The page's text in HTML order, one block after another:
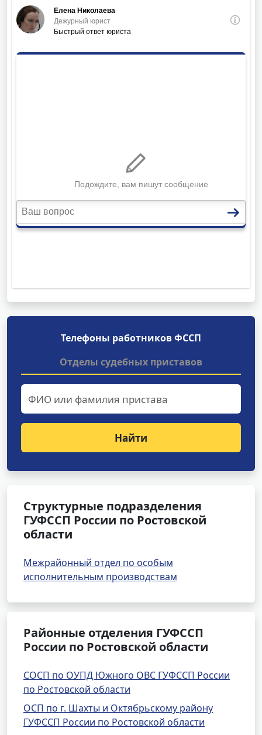
Телефоны работников ФССП
Отделы судебных приставов
Найти
Структурные подразделения
ГУФССП России по Ростовской
области
Межрайонный отдел по особым
исполнительным производствам
Районные отделения ГУФССП
России по Ростовской области
СОСП по ОУПД Южного ОВС ГУФССП России
по Ростовской области
ОСП по г. Шахты и Октябрьскому району
ГУФССП России по Ростовской области